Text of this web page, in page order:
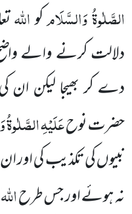
الصَّلٰوۃُ وَالسَّلَامکواللہ
دلالت کرنے والے
دے کر بھیجا لیکن
حضرت نوحعَلَیْہِ
نبیوں کی تکذیب کی اور
نہ ہوئے اور جس طرحاللہ